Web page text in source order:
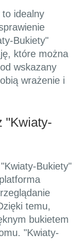
idealny
Bukiety"
które można
wskazany
wrażenie i
"Kwiaty-
Bukiety"
temu,
bukietem
"Kwiaty-